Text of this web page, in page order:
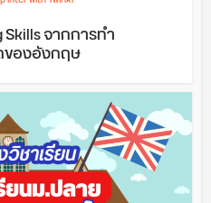
จากการทำ
องอังกฤษ